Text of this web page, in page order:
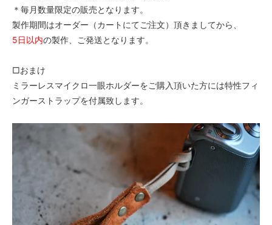
＊毎月数量限定の販売となります。
製作期間はオーダー（カートにてご注文）頂きましてから、
5日以内の製作、ご発送となります。
□おまけ
ミラーレスマイクロ一眼ホルダーをご購入頂いた方には特性フィ
ンガーストラップを付属致します。